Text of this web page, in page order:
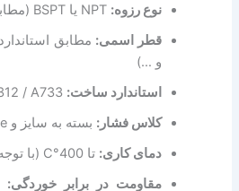
نوع رزوه: NPT یا BSPT (مطابق سفارش)
قطر اسمی:
و …)
استاندارد ساخت:
کلاس فشار: بسته به سایز و Schedule، تا 6000 PSI
دمای کاری: تا 400°C (با توجه به جنس و فشار)
مقاومت در برابر خوردگی: